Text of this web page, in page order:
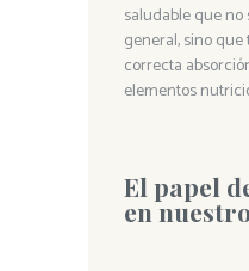
saludable que
general, sino
correcta
elementos
El papel
en